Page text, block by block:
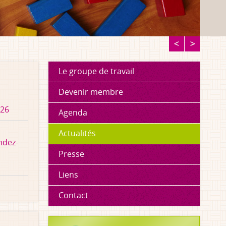
Le groupe de travail
Devenir membre
Agenda
Actualités
Presse
Liens
Contact